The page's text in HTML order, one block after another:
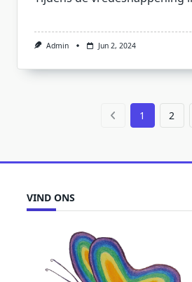
Admin Jun 2, 2024
1 2
VIND ONS